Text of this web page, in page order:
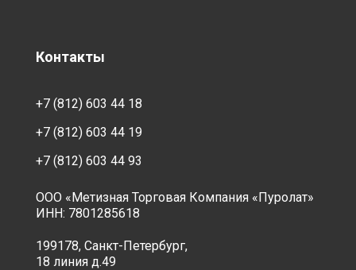
Контакты
+7 (812) 603 44 18
+7 (812) 603 44 19
+7 (812) 603 44 93
ООО «Метизная Торговая Компания «Пуролат»
ИНН: 7801285618
199178, Санкт-Петербург,
18 линия д.49